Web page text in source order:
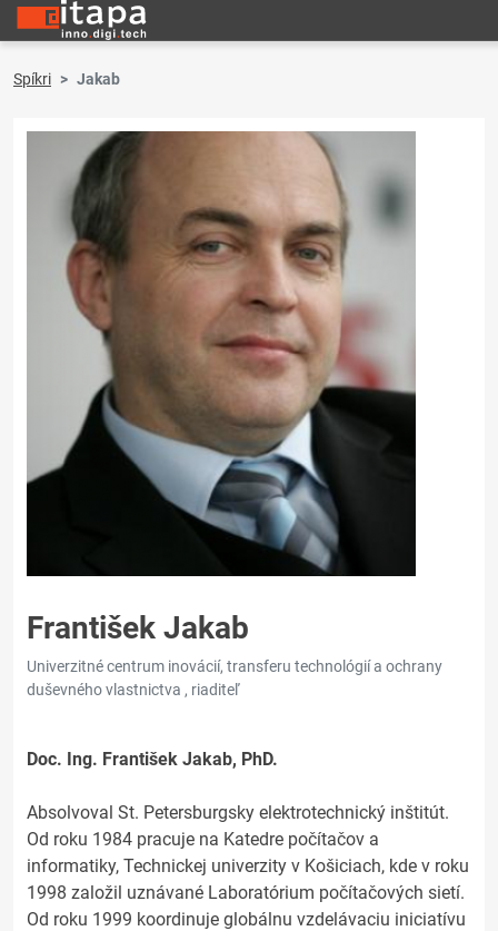
Spíkri Jakab
František Jakab
Univerzitné centrum inovácií, transferu technológií a ochrany
duševného vlastnictva , riaditeľ
Doc. Ing. František Jakab, PhD.
Absolvoval St. Petersburgsky elektrotechnický inštitút.
Od roku 1984 pracuje na Katedre počítačov a
informatiky, Technickej univerzity v Košiciach, kde v roku
1998 založil uznávané Laboratórium počítačových sietí.
Od roku 1999 koordinuje globálnu vzdelávaciu iniciatívu